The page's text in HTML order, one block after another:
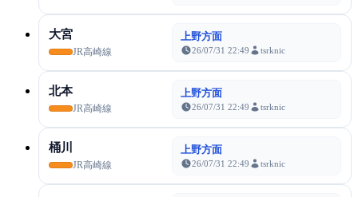
大宮
JR高崎線
上野方面
26/07/31 22:49 tsrknic
北本
JR高崎線
上野方面
26/07/31 22:49 tsrknic
桶川
JR高崎線
上野方面
26/07/31 22:49 tsrknic